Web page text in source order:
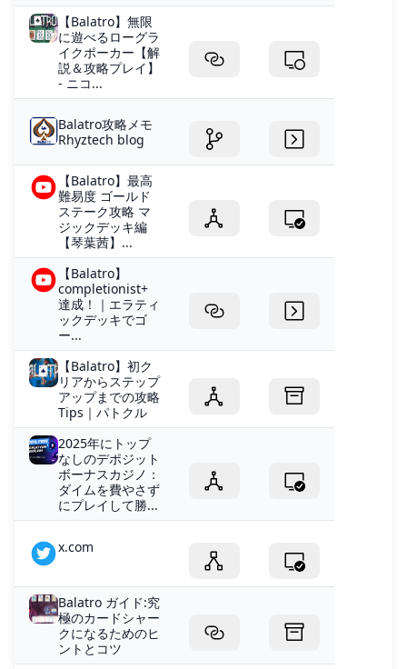
【Balatro】無限
に遊べるローグラ
イクポーカー【解
説＆攻略プレイ】
- ニコ...
Balatro攻略メモ
Rhyztech blog
【Balatro】最高
難易度 ゴールド
ステーク攻略 マ
ジックデッキ編
【琴葉茜】...
【Balatro】
completionist+
達成！｜エラティ
ックデッキでゴ
ー...
【Balatro】初ク
リアからステップ
アップまでの攻略
Tips｜パトクル
2025年にトップ
なしのデポジット
ボーナスカジノ：
ダイムを費やさず
にプレイして勝...
x.com
Balatro ガイド:究
極のカードシャー
クになるためのヒ
ントとコツ